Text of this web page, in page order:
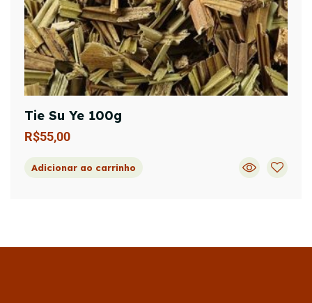
Tie Su Ye 100g
R$55,00
Adicionar ao carrinho